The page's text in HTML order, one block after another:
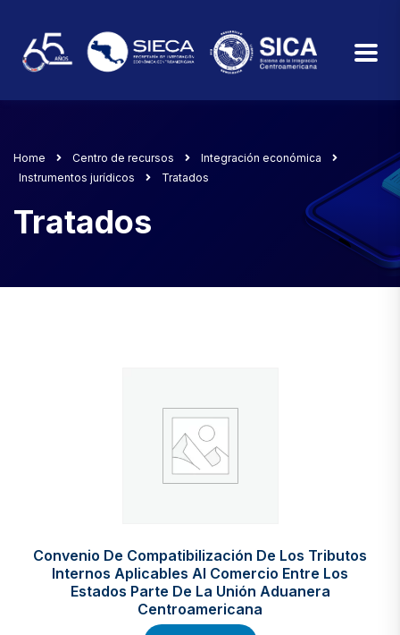
Home Centro de recursos
Integración económica
Instrumentos jurídicos
Tratados
Tratados
Convenio De Compatibilización De Los Tributos
Internos Aplicables Al Comercio Entre Los
Estados Parte De La Unión Aduanera
Centroamericana